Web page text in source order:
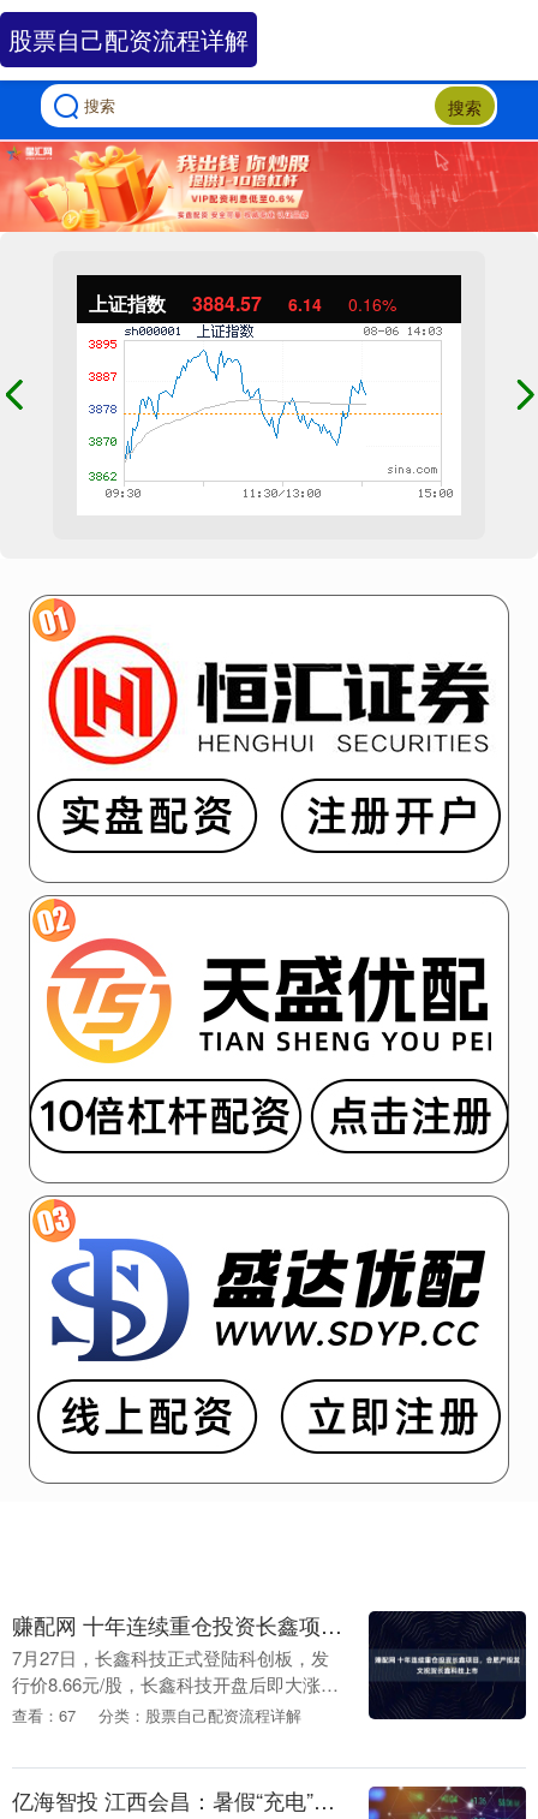
搜索
上证指数 3884.57 6.14 0.16%
股票自己配资流程详解
赚配网 十年连续重仓投资长鑫项目，合肥产投发文祝贺长鑫科技上市
7月27日，长鑫科技正式登陆科创板，发
行价8.66元/股，长鑫科技开盘后即大涨
471.59%，开盘价达到49.5元/股，长鑫科
查看：67 分类：股票自己配资流程详解
亿海智投 江西会昌：暑假“充电”品书香